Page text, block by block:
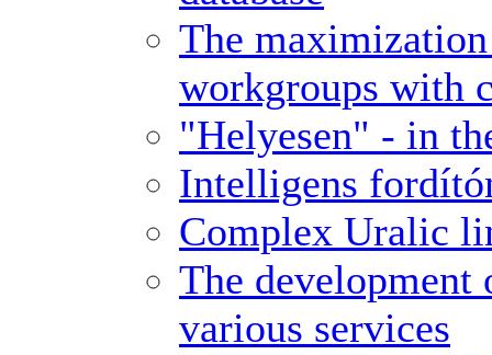
The
workgroups with
"Helyesen" - in
Intelligens
Complex Uralic
The
various services